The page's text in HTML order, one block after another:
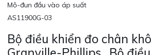
Mô-đun đầu vào áp suất
AS11900G-03
Bộ điều khiển đo chân